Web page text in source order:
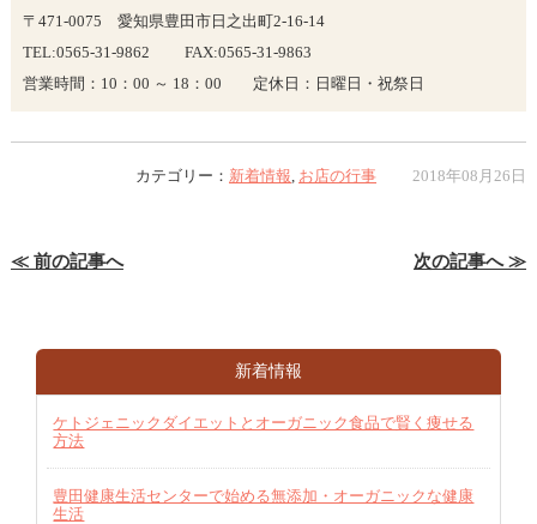
〒471-0075 愛知県豊田市日之出町2-16-14
TEL:0565-31-9862 FAX:0565-31-9863
営業時間：10：00 ～ 18：00 定休日：日曜日・祝祭日
カテゴリー： 新着情報 お店の行事 2018年08月26日
≪ 前の記事へ 次の記事へ ≫
新着情報
ケトジェニックダイエットとオーガニック食品で賢く痩せる
方法
豊田健康生活センターで始める無添加・オーガニックな健康
生活